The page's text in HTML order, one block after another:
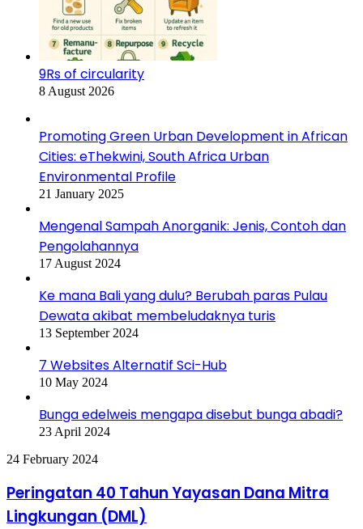
9Rs of circularity
8 August 2026
Promoting Green Urban Development in African
Cities: eThekwini, South Africa Urban
Environmental Profile
21 January 2025
Mengenal Sampah Anorganik: Jenis, Contoh dan
Pengolahannya
17 August 2024
Ke mana Bali yang dulu? Berubah paras Pulau
Dewata akibat membeludaknya turis
13 September 2024
7 Websites Alternatif Sci-Hub
10 May 2024
Bunga edelweis mengapa disebut bunga abadi?
23 April 2024
Peringatan
Tahun
Yayasan
Dana
24 February 2024
Peringatan 40 Tahun Yayasan Dana Mitra
Lingkungan (DML)